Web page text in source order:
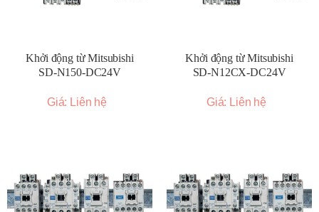
Khởi động từ Mitsubishi
SD-N150-DC24V
Giá: Liên hệ
Khởi động từ Mitsubishi
SD-N12CX-DC24V
Giá: Liên hệ